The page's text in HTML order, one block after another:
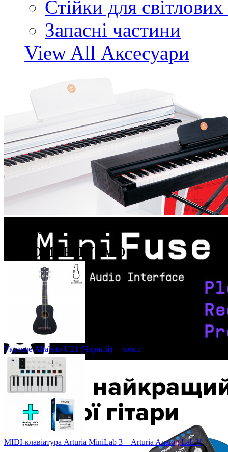
Стійки для
Запасні частини
View All Аксесуари
Акції
Рекомендуємо
Укулеле Alfabeto U21 (Чорний) + чохол
MIDI-клавіатура Arturia MiniLab 3 + Arturia Analog Lab V